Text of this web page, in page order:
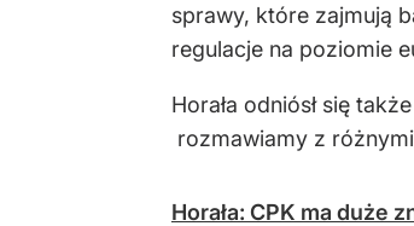
sprawy, które zajmują
regulacje na poziomie
Horała odniósł się
rozmawiamy z
Horała: CPK ma duże